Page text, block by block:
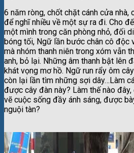
6 năm ròng, chốt chặt cánh cửa nhà,
để nghĩ nhiều về một sự ra đi. Cho
một mình trong căn phòng nhỏ, đối
bóng tối, Ngữ lần bước chân cô độc
mà nhóm thanh niên trong xóm vẫn
anh, bỏ lại. Những âm thanh bật lên
khát vọng mơ hồ. Ngữ run rẩy ôm
còn lại lần tìm những sợi dây…Làm
được cây đàn này? Làm thế nào
vẽ cuộc sống đầy ánh sáng, được
nguội tàn?